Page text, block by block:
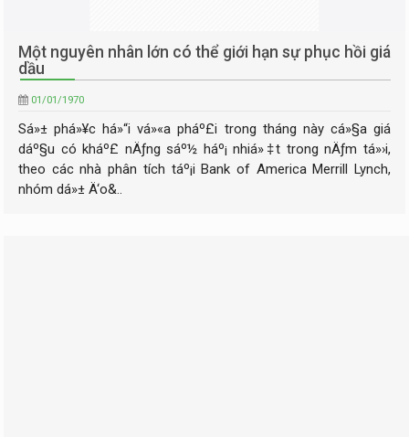
Một nguyên nhân lớn có thể giới hạn sự phục hồi giá
dầu
01/01/1970
Sá»± phá»¥c há»“i vá»«a pháº£i trong tháng này cá»§a giá
dáº§u có kháº£ nÄƒng sáº½ háº¡ nhiá»‡t trong nÄƒm tá»›i,
theo các nhà phân tích táº¡i Bank of America Merrill Lynch,
nhóm dá»± Ä‘o&..